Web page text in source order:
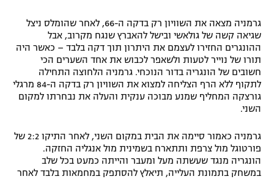
הצטרפות לחבילת הערוצים
לוח דרושים – ג'ובנט
תגיות
המגזין
גרמניה מצאה את השוויון רק בדקה ה-66, לאחר שהומלס ניצל
שגיאה קשה של גולאשי ובישל להאברץ שנגח מקרוב, אבל
ההונגרים החזירו לעצמם את היתרון תוך דקה בלבד – כאשר היה
תורו של נוייר לטעות ולשאפר לכבוש את אחד השערים הכי
חשובים של הונגריה בדור הנוכחי. גרמניה הלחוצה התחילה
לתקוף ללא הרף הצליחה למצוא את השוויון רק בדקה ה-84 מרגלי
גורצקה המחליף שמנע מבוכה ענקית והעלה את נבחרתו למקום
השני.
גרמניה כאמור סיימה את הבית במקום השני, לאחר התיקו 2:2 של
פורטוגל מול צרפת ותתארח בשמינית מול אנגליה החזקה.
הונגריה מנגד שעשתה מעל ומעבר והייתה כמעט בכל שלב
במשחק בתמונת העלייה, תיאלץ להסתפק במחמאות בלבד לאחר